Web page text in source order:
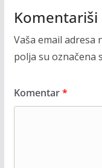
Komentariši
Vaša email adresa
polja su označena
Komentar*